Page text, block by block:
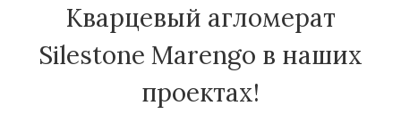
Кварцевый агломерат
Silestone Marengo в наших
проектах!